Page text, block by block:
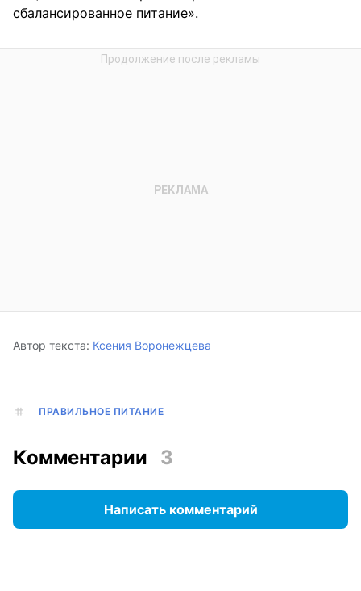
сбалансированное питание».
Автор текста: Ксения Воронежцева
ПРАВИЛЬНОЕ ПИТАНИЕ
Комментарии 3
Написать комментарий